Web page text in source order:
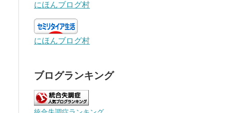
にほんブログ村
にほんブログ村
ブログランキング